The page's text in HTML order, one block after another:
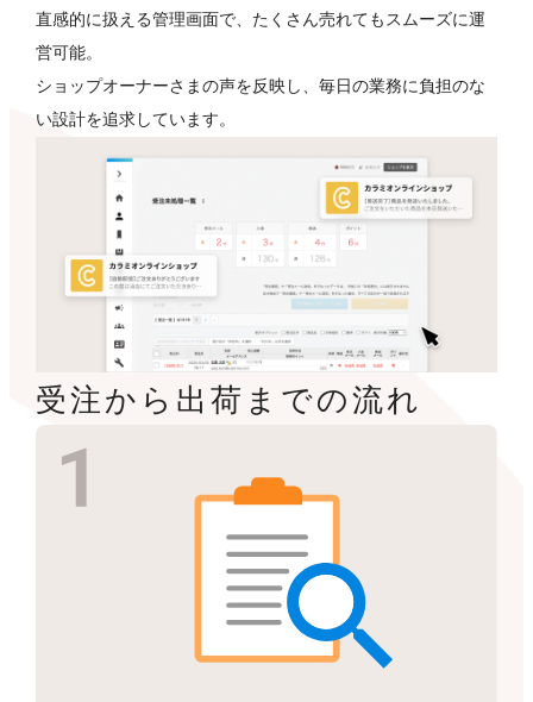
直感的に扱える管理画面で、たくさん売れてもスムーズに運
営可能。
ショップオーナーさまの声を反映し、毎日の業務に負担のな
い設計を追求しています。
受注から出荷までの流れ